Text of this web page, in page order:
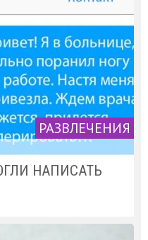
РАЗВЛЕЧЕНИЯ
НАПИСАТЬ